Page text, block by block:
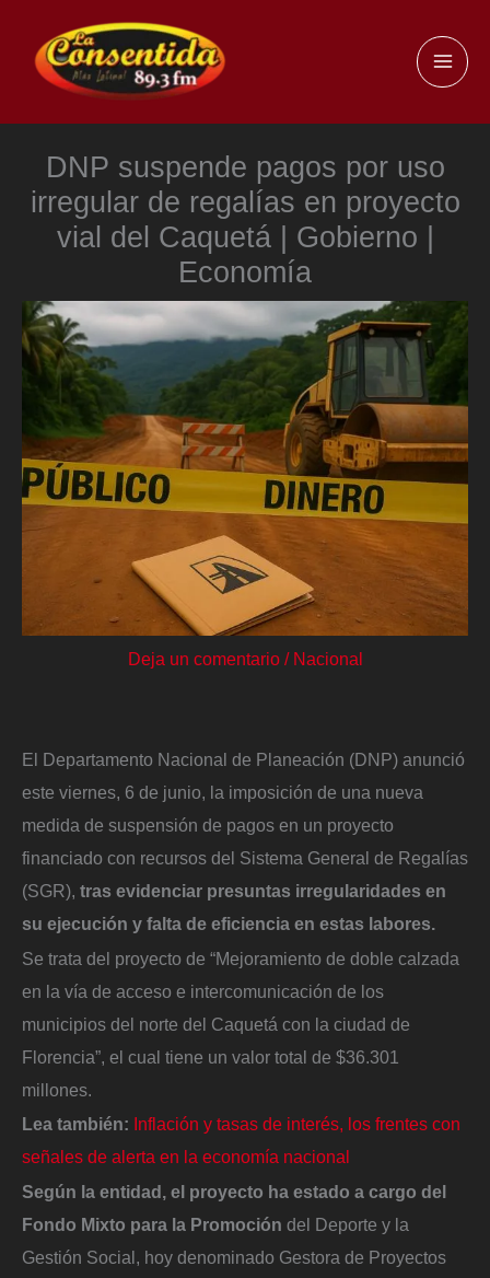
contenido
DNP suspende pagos por uso
irregular de regalías en proyecto
vial del Caquetá | Gobierno |
Economía
Deja un comentario / Nacional
El Departamento Nacional de Planeación (DNP) anunció
este viernes, 6 de junio, la imposición de una nueva
medida de suspensión de pagos en un proyecto
financiado con recursos del Sistema General de Regalías
(SGR), tras evidenciar presuntas irregularidades en
su ejecución y falta de eficiencia en estas labores.
Se trata del proyecto de “Mejoramiento de doble calzada
en la vía de acceso e intercomunicación de los
municipios del norte del Caquetá con la ciudad de
Florencia”, el cual tiene un valor total de $36.301
millones.
Lea también: Inflación y tasas de interés, los frentes con
señales de alerta en la economía nacional
Según la entidad, el proyecto ha estado a cargo del
Fondo Mixto para la Promoción del Deporte y la
Gestión Social, hoy denominado Gestora de Proyectos